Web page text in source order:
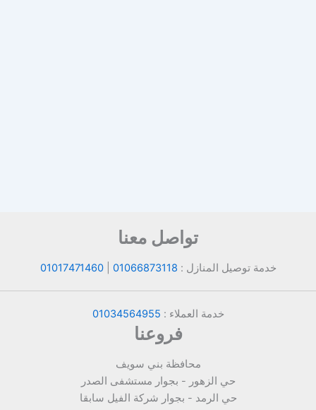
تواصل معنا
خدمة توصيل المنازل : 01066873118
|
01017471460
خدمة العملاء : 01034564955
فروعنا
محافظة بني سويف
حي الزهور - بجوار مستشفى الصدر
حي الرمد - بجوار شركة الفيل سابقا